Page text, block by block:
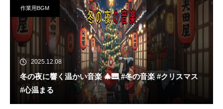
作業用BGM
2025.12.08
冬の夜に響く温かい音楽 🎄🎹 #冬の音楽 #クリスマス
#心温まる